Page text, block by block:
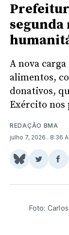
segunda
A nova
alimentos,
donativos,
Exército nos
REDAÇÃO BMA
julho 7, 2026 . 8:36
Share
BlueSkyTwitter
Foto: